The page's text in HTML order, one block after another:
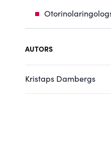
AUTORS
Kristaps Dambergs